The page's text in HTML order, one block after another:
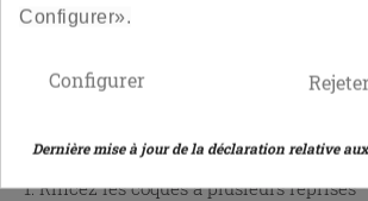
- De l'ail
- Sel, poivre
Réalisation:
1. Rincez les coques à plusieurs reprises
Configurer».
Rejeter
Configurer
Dernière mise à jour de la déclaration relative